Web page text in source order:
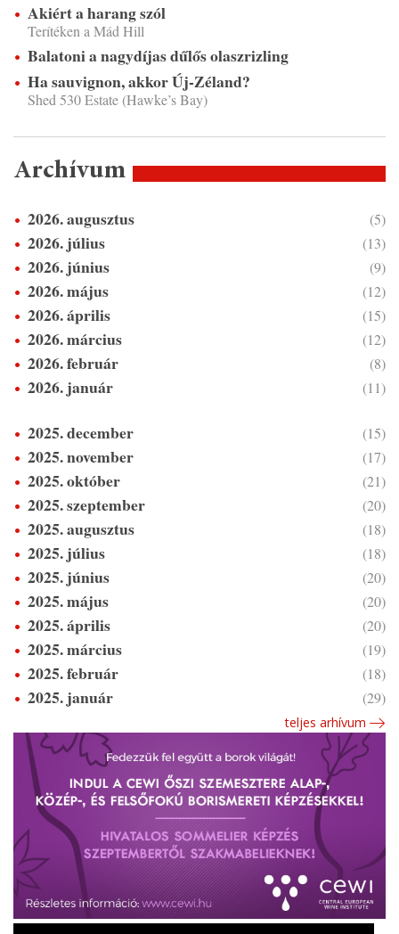
Akiért a harang szól
Terítéken a Mád Hill
Balatoni a nagydíjas dűlős olaszrizling
Ha sauvignon, akkor Új-Zéland?
Shed 530 Estate (Hawke’s Bay)
Archívum
2026. augusztus (5)
2026. július (13)
2026. június (9)
2026. május (12)
2026. április (15)
2026. március (12)
2026. február (8)
2026. január (11)
2025. december (15)
2025. november (17)
2025. október (21)
2025. szeptember (20)
2025. augusztus (18)
2025. július (18)
2025. június (20)
2025. május (20)
2025. április (20)
2025. március (19)
2025. február (18)
2025. január (29)
teljes arhívum